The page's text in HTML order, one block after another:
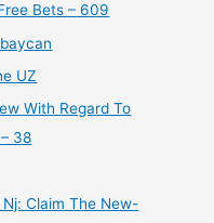
Bets – 609
UZ
With Regard To
38
Claim The New-